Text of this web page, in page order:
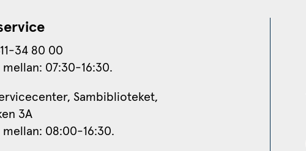
34 80 00
07:30-16:30.
Sambiblioteket,
3A
08:00-16:30.